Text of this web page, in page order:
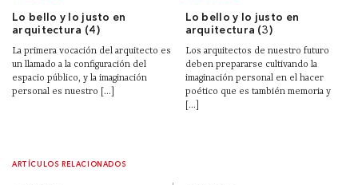
Lo bello y lo justo en
arquitectura (4)
La primera vocación del arquitecto es
un llamado a la configuración del
espacio público, y la imaginación
personal es nuestro [...]
Lo bello y lo justo en
arquitectura (3)
Los arquitectos de nuestro futuro
deben prepararse cultivando la
imaginación personal en el hacer
poético que es también memoria y
[...]
ARTÍCULOS RELACIONADOS